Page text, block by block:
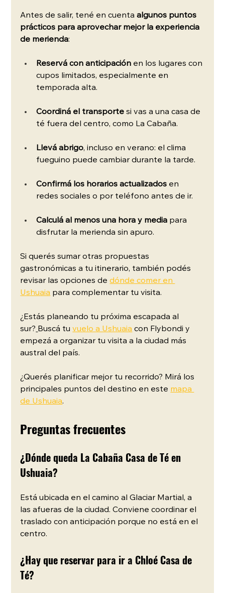
Antes de salir, tené en cuenta algunos puntos
prácticos para aprovechar mejor la experiencia
de merienda:
Reservá con anticipación en los lugares con
cupos limitados, especialmente en
temporada alta.
Coordiná el transporte si vas a una casa de
té fuera del centro, como La Cabaña.
Llevá abrigo, incluso en verano: el clima
fueguino puede cambiar durante la tarde.
Confirmá los horarios actualizados en
redes sociales o por teléfono antes de ir.
Calculá al menos una hora y media para
disfrutar la merienda sin apuro.
Si querés sumar otras propuestas
gastronómicas a tu itinerario, también podés
revisar las opciones de dónde comer en
Ushuaia para complementar tu visita.
¿Estás planeando tu próxima escapada al
sur? Buscá tu vuelo a Ushuaia con Flybondi y
empezá a organizar tu visita a la ciudad más
austral del país.
¿Querés planificar mejor tu recorrido? Mirá los
principales puntos del destino en este mapa
de Ushuaia.
Preguntas frecuentes
¿Dónde queda La Cabaña Casa de Té en
Ushuaia?
Está ubicada en el camino al Glaciar Martial, a
las afueras de la ciudad. Conviene coordinar el
traslado con anticipación porque no está en el
centro.
¿Hay que reservar para ir a Chloé Casa de
Té?